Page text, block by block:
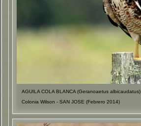
AGUILA COLA BLANCA (Geranoaetus albicaudatus)
Colonia Wilson - SAN JOSE (Febrero 2014)